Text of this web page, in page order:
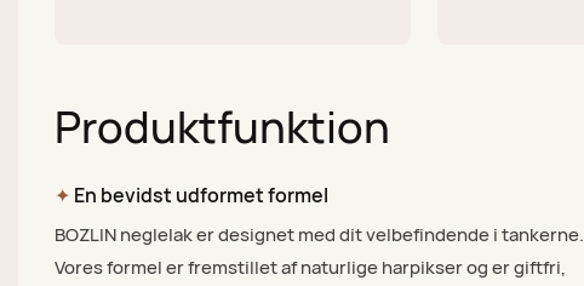
Produktfunktion
✦ En bevidst udformet formel
BOZLIN neglelak er designet med dit velbefindende i tankerne.
Vores formel er fremstillet af naturlige harpikser og er giftfri,